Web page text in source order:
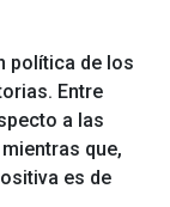
política de los
Entre
a las
que,
es de